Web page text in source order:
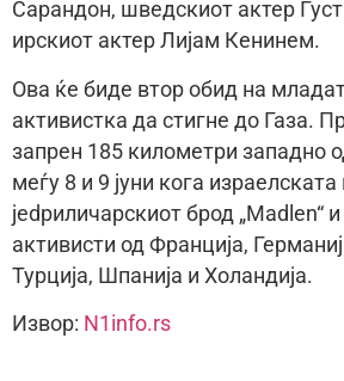
Сарандон, шведскиот актер
ирскиот актер Лијам Кенинем.
Ова ќе биде втор обид на
активистка да стигне до Газа.
запрен 185 километри западно
меѓу 8 и 9 јуни кога израелската
jedриличарскиот брод „Madlen“
активисти од Франција,
Турција, Шпанија и Холандија.
Извор: N1info.rs